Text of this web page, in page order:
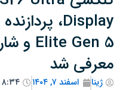
معرفی شد
ژینا اسفند ۷, ۱۴۰۴ ۸:۳۴ ق٫ظ